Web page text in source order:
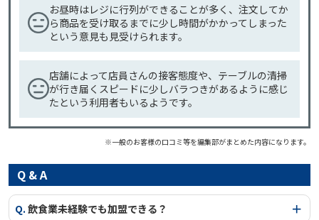
お昼時はレジに行列ができることが多く、注文してか
ら商品を受け取るまでに少し時間がかかってしまった
という意見も見受けられます。
店舗によって店員さんの接客態度や、テーブルの清掃
が行き届くスピードに少しバラつきがあるように感じ
たという利用者もいるようです。
※一般のお客様の口コミ等を編集部がまとめた内容になります。
Q & A
Q. 飲食業未経験でも加盟できる？